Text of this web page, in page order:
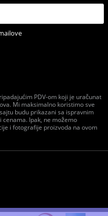
PDV-om koji je uračunat
Mi maksimalno koristimo sve
budu prikazani sa ispravnim
Ipak, ne možemo
i fotografije proizvoda na ovom